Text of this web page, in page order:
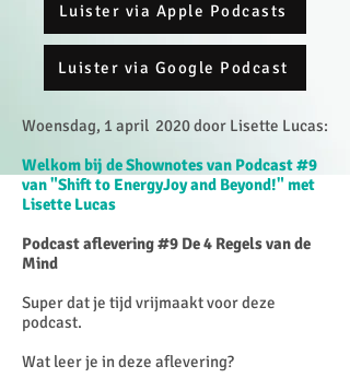
Luister via Apple Podcasts
Luister via Google Podcast
Woensdag, 1 april 2020 door Lisette Lucas:
Welkom bij de Shownotes van Podcast #9
van "Shift to EnergyJoy and Beyond!" met
Lisette Lucas
Podcast aflevering #9 De 4 Regels van de
Mind
Super dat je tijd vrijmaakt voor deze
podcast.
Wat leer je in deze aflevering?